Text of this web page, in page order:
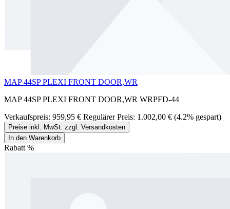
MAP 44SP PLEXI FRONT DOOR,WR
MAP 44SP PLEXI FRONT DOOR,WR WRPFD-44
Verkaufspreis: 959,95 € Regulärer Preis: 1.002,00 € (4.2% gespart)
Preise inkl. MwSt. zzgl. Versandkosten
In den Warenkorb
Rabatt %